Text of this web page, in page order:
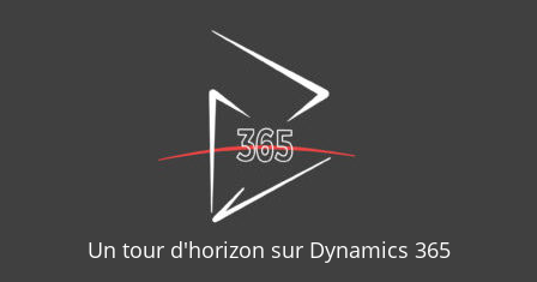
Un tour d'horizon sur Dynamics 365